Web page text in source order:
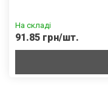
На складі
91.85 грн/шт.